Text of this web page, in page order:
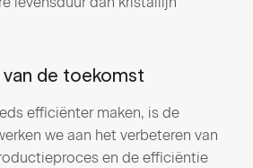
van de toekomst
efficiënter maken, is de
we aan het verbeteren van
en de efficiëntie